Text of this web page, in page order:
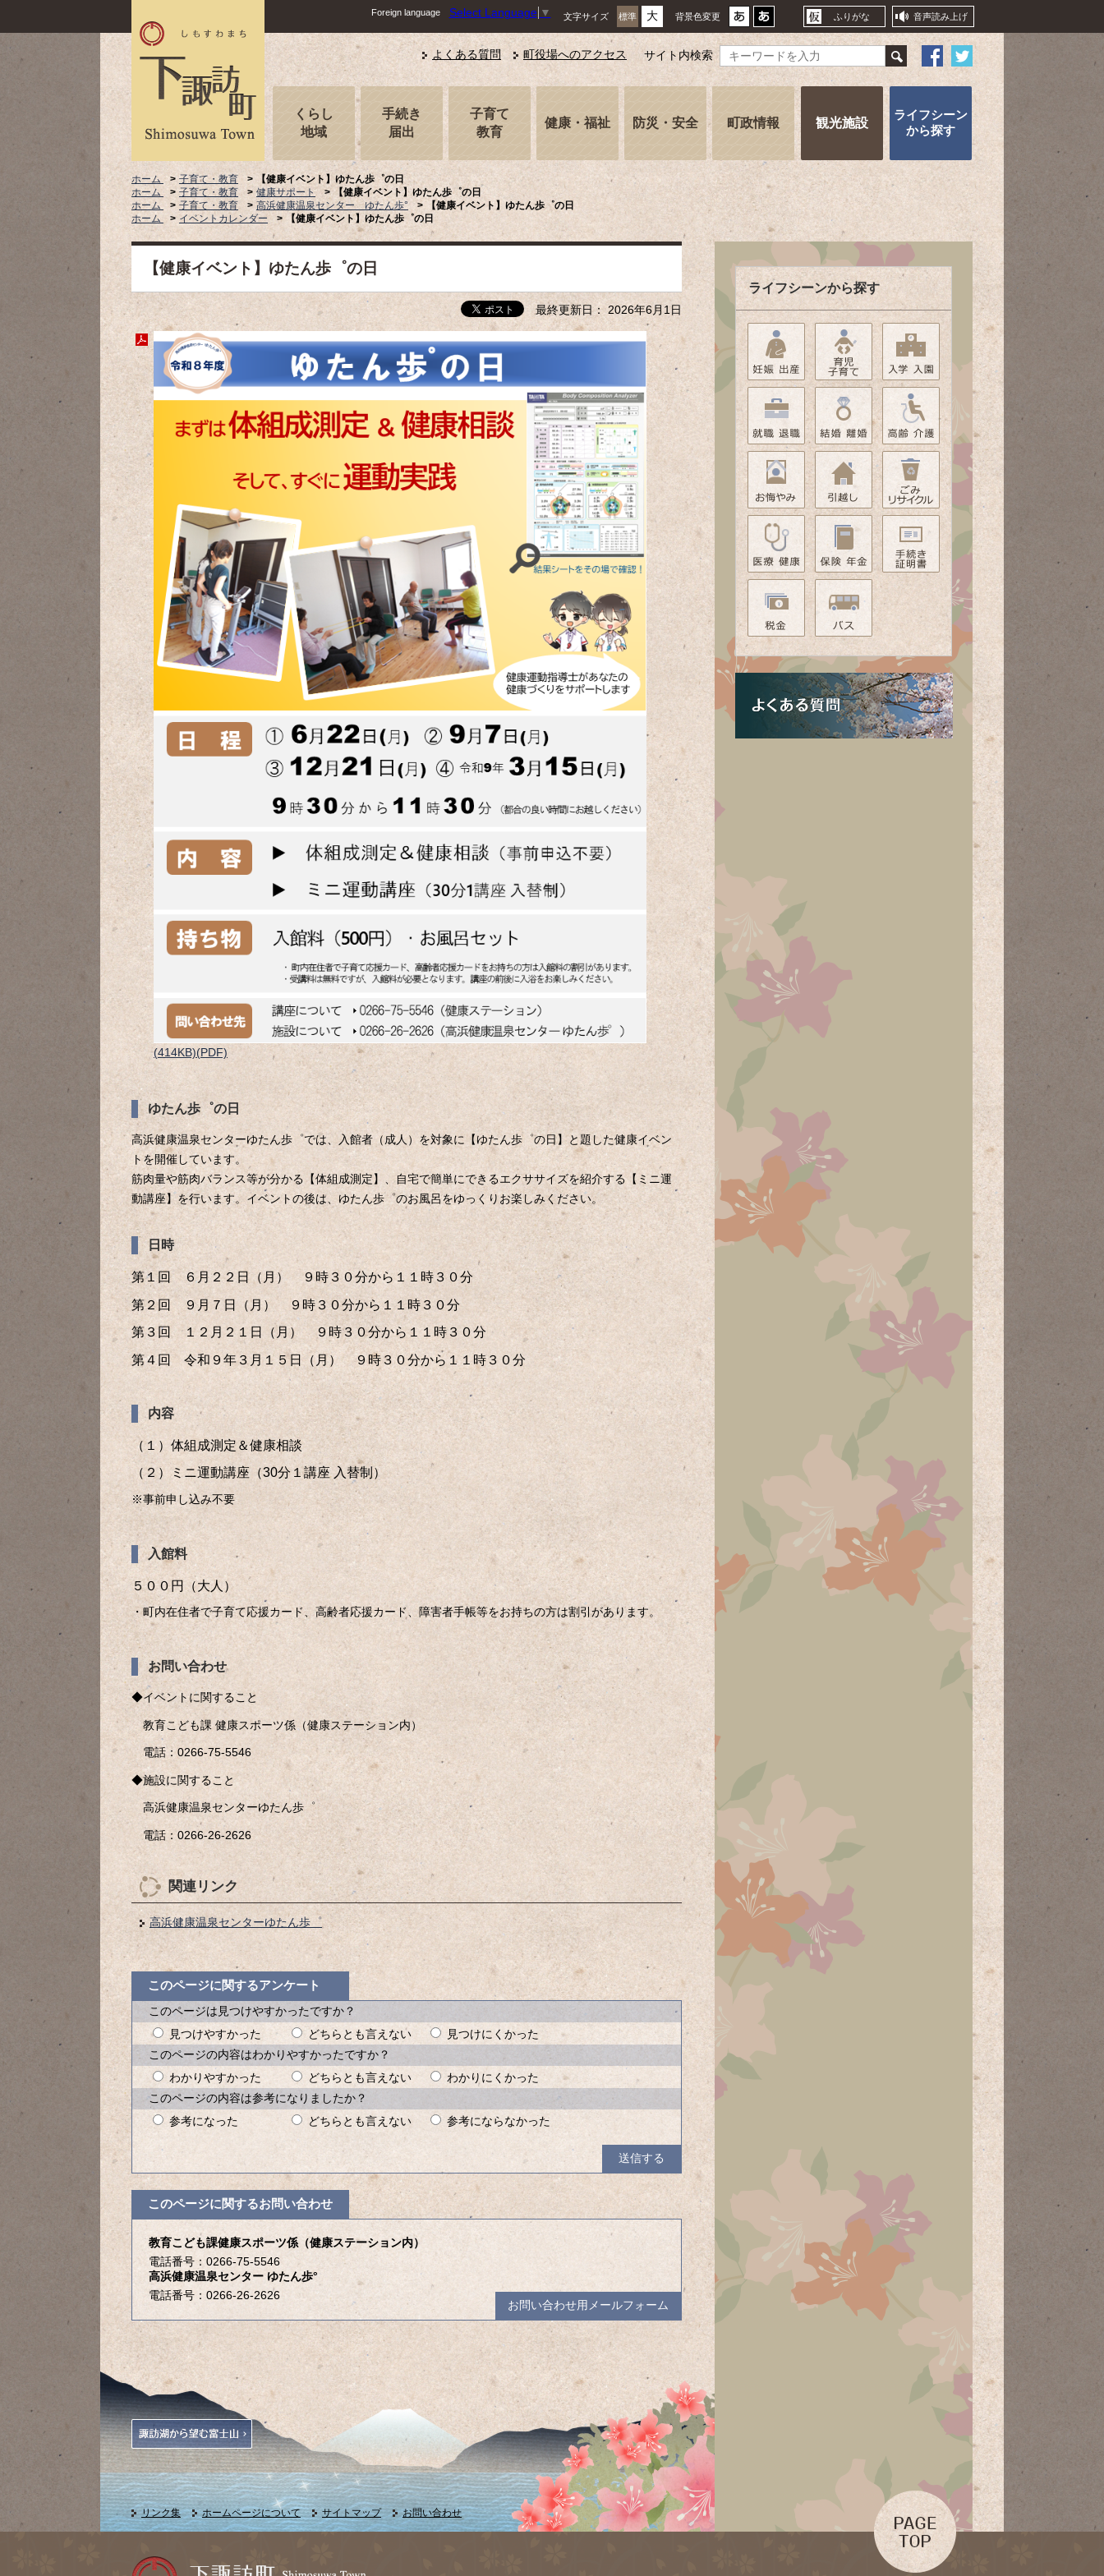
Foreign language Select Language ▼ 文字サイズ 標準 大 背景色変更 ふりがな 音声読み上げ
よくある質問 町役場へのアクセス サイト内検索
くらし
地域
手続き
届出
子育て
教育
健康・福祉 防災・安全 町政情報 観光施設
ライフシーン
から探す
ホーム 子育て・教育
【健康イベント】ゆたん歩゜の日
ホーム
子育て・教育 健康サポート
【健康イベント】ゆたん歩゜の日
ホーム
子育て・教育 高浜健康温泉センター ゆたん歩°
【健康イベント】ゆたん歩゜の日
ホーム
イベントカレンダー 【健康イベント】ゆたん歩゜の日
【健康イベント】ゆたん歩゜の日
最終更新日： 2026年6月1日
(414KB)(PDF)
ゆたん歩゜の日
高浜健康温泉センターゆたん歩゜では、入館者（成人）を対象に【ゆたん歩゜の日】と題した健康イベン
トを開催しています。
筋肉量や筋肉バランス等が分かる【体組成測定】、自宅で簡単にできるエクササイズを紹介する【ミニ運
動講座】を行います。イベントの後は、ゆたん歩゜のお風呂をゆっくりお楽しみください。
日時
第１回 ６月２２日（月） ９時３０分から１１時３０分
第２回 ９月７ 日（月） ９時３０分から１１時３０分
第３回 １２月２１ 日（月） ９時３０分から１１時３０分
第４回 令和９ 年３ 月１５日（月） ９時３０分から１１時３０分
内容
（１）体組成測定＆健康相談
（２）ミニ運動講座（30分１講座 入替制）
※事前申し込み不要
入館料
５００円（大人）
・町内在住者で子育て応援カード、高齢者応援カード、障害者手帳等をお持ちの方は割引があります。
お問い合わせ
◆イベントに関すること
教育こども課 健康スポーツ係（健康ステーション内）
電話：0266-75-5546
◆施設に関すること
高浜健康温泉センターゆたん歩゜
電話：0266-26-2626
関連リンク
高浜健康温泉センターゆたん歩゜
このページに関するアンケート
このページは見つけやすかったですか？
見つけやすかった
どちらとも言えない
見つけにくかった
このページの内容はわかりやすかったですか？
わかりやすかった
どちらとも言えない
わかりにくかった
このページの内容は参考になりましたか？
参考になった
どちらとも言えない 参考にならなかった
このページに関するお問い合わせ
教育こども課健康スポーツ係（健康ステーション内）
電話番号：0266-75-5546
高浜健康温泉センター ゆたん歩°
電話番号：0266-26-2626
お問い合わせ用メールフォーム
ライフシーンから探す
リンク集 ホームページについて サイトマップ お問い合わせ